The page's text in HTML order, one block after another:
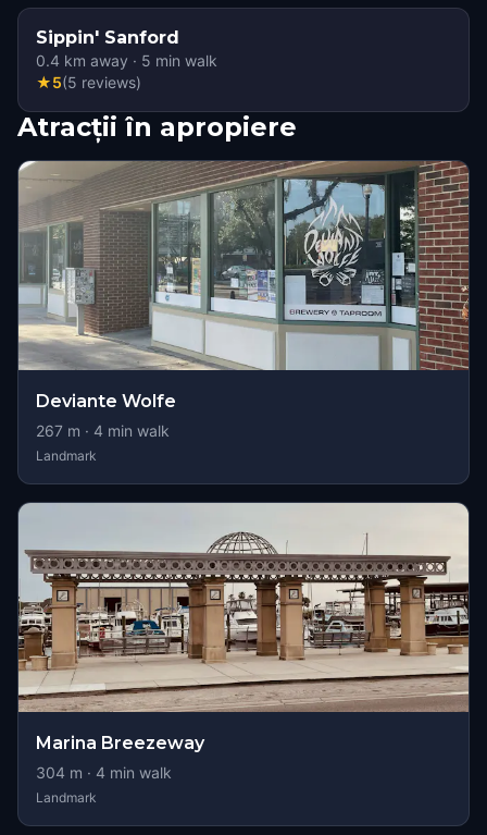
Sippin' Sanford
0.4 km away · 5 min walk
★5(5 reviews)
Atracții în apropiere
Deviante Wolfe
267 m · 4 min walk
Landmark
Marina Breezeway
304 m · 4 min walk
Landmark